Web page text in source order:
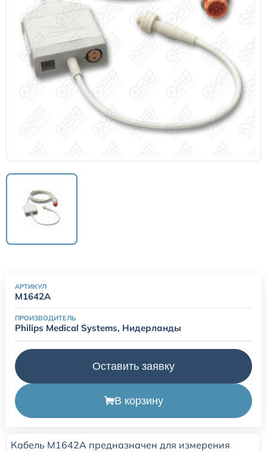
АРТИКУЛ
M1642A
ПРОИЗВОДИТЕЛЬ
Philips Medical Systems, Нидерланды
Оставить заявку
В корзину
Кабель M1642A предназначен для измерения
Датчики потока для аппаратов ИВЛ
Электроды для ЭКГ
Пульсоксиметры
Кабели для инвазивного давления (ИАД)
Датчики (трансдьюсеры)
Подбор по марке оборудования
Оригинальные расходные материалы GE
Расходные материалы для транскутанного монитора
Sentec
Расходные материалы к аппарату Авента-М
Расходные материалы к аппаратам ИВЛ Hamilton
Расходные материалы к аппаратам ИВЛ Mindray
Расходные материалы к аппаратам ИВЛ Drager